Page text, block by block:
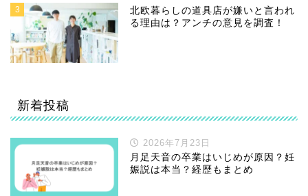
3
北欧暮らしの道具店が嫌いと言われ
る理由は？アンチの意見を調査！
新着投稿
2026年7月23日
月足天音の卒業はいじめが原因？妊
娠説は本当？経歴もまとめ